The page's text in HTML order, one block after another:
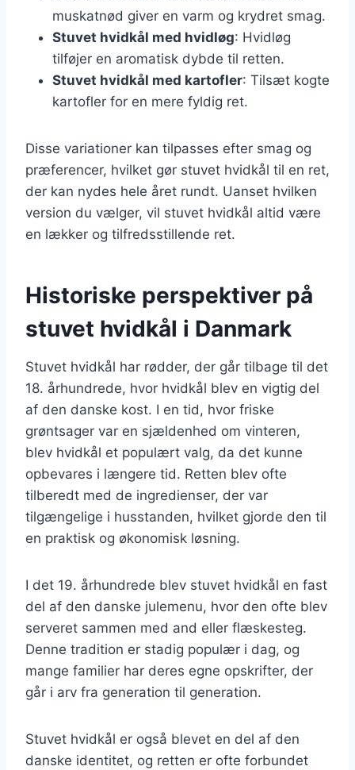
muskatnød giver en varm og krydret smag.
Stuvet hvidkål med hvidløg: Hvidløg
tilføjer en aromatisk dybde til retten.
Stuvet hvidkål med kartofler: Tilsæt kogte
kartofler for en mere fyldig ret.
Disse variationer kan tilpasses efter smag og
præferencer, hvilket gør stuvet hvidkål til en ret,
der kan nydes hele året rundt. Uanset hvilken
version du vælger, vil stuvet hvidkål altid være
en lækker og tilfredsstillende ret.
Historiske perspektiver på
stuvet hvidkål i Danmark
Stuvet hvidkål har rødder, der går tilbage til det
18. århundrede, hvor hvidkål blev en vigtig del
af den danske kost. I en tid, hvor friske
grøntsager var en sjældenhed om vinteren,
blev hvidkål et populært valg, da det kunne
opbevares i længere tid. Retten blev ofte
tilberedt med de ingredienser, der var
tilgængelige i husstanden, hvilket gjorde den til
en praktisk og økonomisk løsning.
I det 19. århundrede blev stuvet hvidkål en fast
del af den danske julemenu, hvor den ofte blev
serveret sammen med and eller flæskesteg.
Denne tradition er stadig populær i dag, og
mange familier har deres egne opskrifter, der
går i arv fra generation til generation.
Stuvet hvidkål er også blevet en del af den
danske identitet, og retten er ofte forbundet